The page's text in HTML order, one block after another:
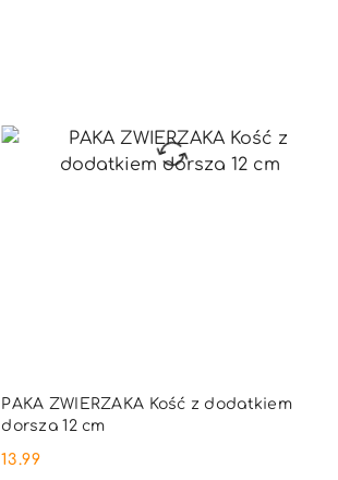
PAKA ZWIERZAKA Kość z dodatkiem
dorsza 12 cm
Cena:
13.99
PRODUKT NIEDOSTĘPNY